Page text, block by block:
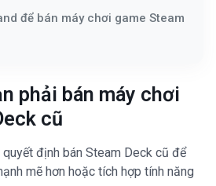
để bán máy chơi game Steam
phải bán máy chơi
cũ
định bán Steam Deck cũ để
mẽ hơn hoặc tích hợp tính năng